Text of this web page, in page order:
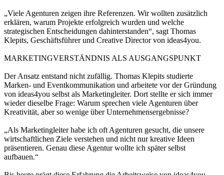
„Viele Agenturen zeigen ihre Referenzen. Wir wollten zusätzlich
erklären, warum Projekte erfolgreich wurden und welche
strategischen Entscheidungen dahinterstanden“, sagt Thomas
Klepits, Geschäftsführer und Creative Director von ideas4you.
MARKETINGVERSTÄNDNIS ALS AUSGANGSPUNKT
Der Ansatz entstand nicht zufällig. Thomas Klepits studierte
Marken- und Eventkommunikation und arbeitete vor der Gründung
von ideas4you selbst als Marketingleiter. Dort stellte er sich immer
wieder dieselbe Frage: Warum sprechen viele Agenturen über
Kreativität, aber so wenige über Unternehmensergebnisse?
„Als Marketingleiter habe ich oft Agenturen gesucht, die unsere
wirtschaftlichen Ziele verstehen und nicht nur kreative Ideen
präsentieren. Genau diese Agentur wollte ich später selbst
aufbauen.“